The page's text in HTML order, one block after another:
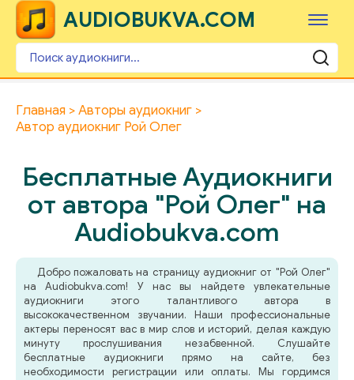
AUDIOBUKVA.COM
Главная
Авторы аудиокниг
Автор аудиокниг Рой Олег
Бесплатные Аудиокниги
от автора "Рой Олег" на
Audiobukva.com
Добро пожаловать на страницу аудиокниг от "Рой Олег"
на Audiobukva.com! У нас вы найдете увлекательные
аудиокниги этого талантливого автора в
высококачественном звучании. Наши профессиональные
актеры переносят вас в мир слов и историй, делая каждую
минуту прослушивания незабвенной. Слушайте
бесплатные аудиокниги прямо на сайте, без
необходимости регистрации или оплаты. Мы гордимся